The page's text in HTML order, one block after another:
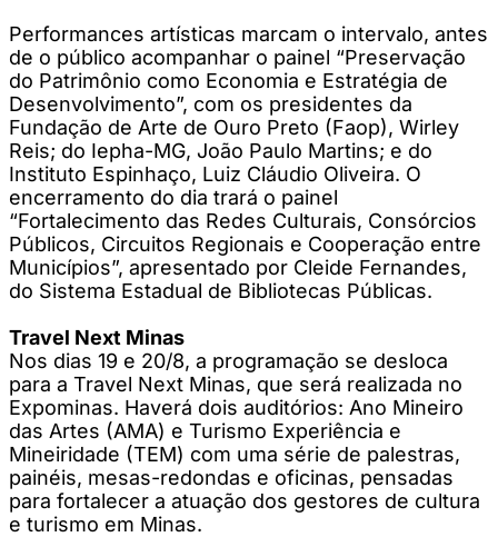
Performances artísticas marcam o intervalo, antes
de o público acompanhar o painel “Preservação
do Patrimônio como Economia e Estratégia de
Desenvolvimento”, com os presidentes da
Fundação de Arte de Ouro Preto (Faop), Wirley
Reis; do Iepha-MG, João Paulo Martins; e do
Instituto Espinhaço, Luiz Cláudio Oliveira. O
encerramento do dia trará o painel
“Fortalecimento das Redes Culturais, Consórcios
Públicos, Circuitos Regionais e Cooperação entre
Municípios”, apresentado por Cleide Fernandes,
do Sistema Estadual de Bibliotecas Públicas.
Travel Next Minas
Nos dias 19 e 20/8, a programação se desloca
para a Travel Next Minas, que será realizada no
Expominas. Haverá dois auditórios: Ano Mineiro
das Artes (AMA) e Turismo Experiência e
Mineiridade (TEM) com uma série de palestras,
painéis, mesas-redondas e oficinas, pensadas
para fortalecer a atuação dos gestores de cultura
e turismo em Minas.